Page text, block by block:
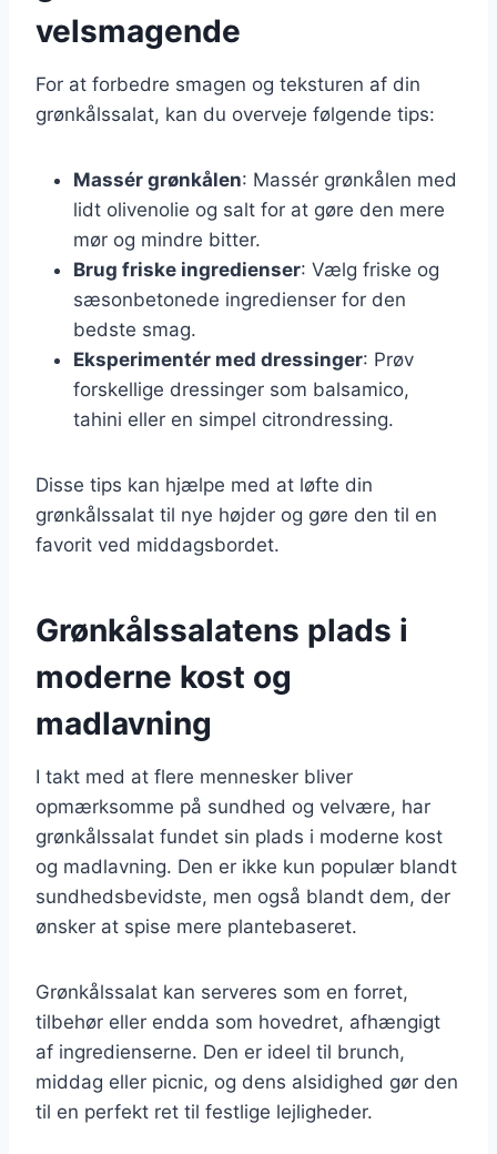
velsmagende
For at forbedre smagen og teksturen af din
grønkålssalat, kan du overveje følgende tips:
Massér grønkålen: Massér grønkålen med
lidt olivenolie og salt for at gøre den mere
mør og mindre bitter.
Brug friske ingredienser: Vælg friske og
sæsonbetonede ingredienser for den
bedste smag.
Eksperimentér med dressinger: Prøv
forskellige dressinger som balsamico,
tahini eller en simpel citrondressing.
Disse tips kan hjælpe med at løfte din
grønkålssalat til nye højder og gøre den til en
favorit ved middagsbordet.
Grønkålssalatens plads i
moderne kost og
madlavning
I takt med at flere mennesker bliver
opmærksomme på sundhed og velvære, har
grønkålssalat fundet sin plads i moderne kost
og madlavning. Den er ikke kun populær blandt
sundhedsbevidste, men også blandt dem, der
ønsker at spise mere plantebaseret.
Grønkålssalat kan serveres som en forret,
tilbehør eller endda som hovedret, afhængigt
af ingredienserne. Den er ideel til brunch,
middag eller picnic, og dens alsidighed gør den
til en perfekt ret til festlige lejligheder.